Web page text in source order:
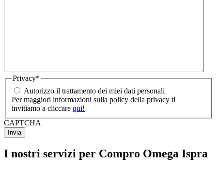
Privacy*
Autorizzo il trattamento dei miei dati personali
Per maggiori informazioni sulla policy della privacy ti
invitiamo a cliccare qui!
CAPTCHA
I nostri servizi per Compro Omega Ispra